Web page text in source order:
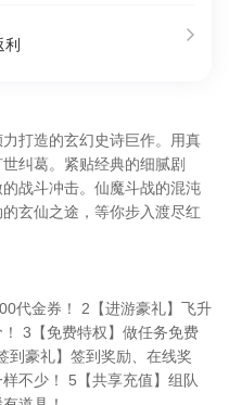
打造的玄幻史诗巨作。用真
纠葛。紧贴经典的细腻剧
战斗冲击。仙魔斗战的混沌
玄仙之途，等你步入渡尽红
代金券！ 2【进游豪礼】飞升
3【免费特权】做任务免费
到豪礼】签到奖励、在线奖
不少！ 5【共享充值】组队